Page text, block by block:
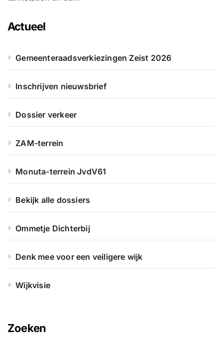
Actueel
Gemeenteraadsverkiezingen Zeist 2026
Inschrijven nieuwsbrief
Dossier verkeer
ZAM-terrein
Monuta-terrein JvdV61
Bekijk alle dossiers
Ommetje Dichterbij
Denk mee voor een veiligere wijk
Wijkvisie
Zoeken